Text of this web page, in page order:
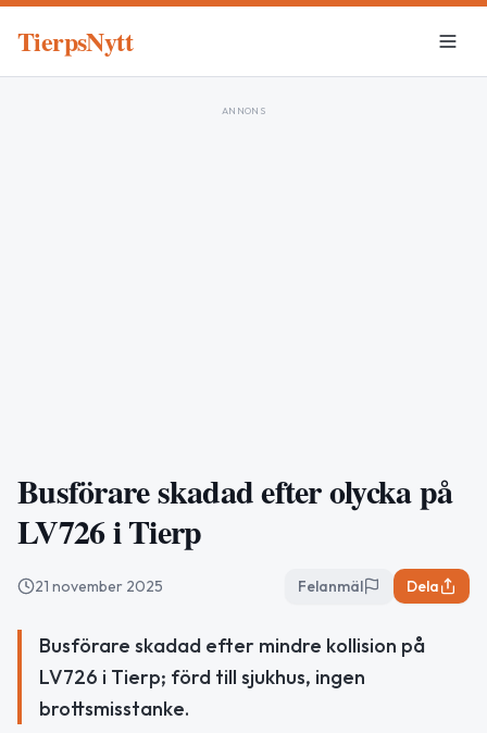
TierpsNytt
ANNONS
Busförare skadad efter olycka på
LV726 i Tierp
21 november 2025 Felanmäl Dela
Busförare skadad efter mindre kollision på
LV726 i Tierp; förd till sjukhus, ingen
brottsmisstanke.